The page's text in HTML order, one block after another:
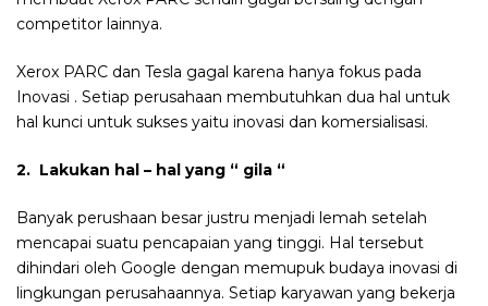
competitor lainnya.
Xerox PARC dan Tesla gagal karena hanya fokus pada
Inovasi . Setiap perusahaan membutuhkan dua hal untuk
hal kunci untuk sukses yaitu inovasi dan komersialisasi.
2. Lakukan hal – hal yang “ gila “
Banyak perushaan besar justru menjadi lemah setelah
mencapai suatu pencapaian yang tinggi. Hal tersebut
dihindari oleh Google dengan memupuk budaya inovasi di
lingkungan perusahaannya. Setiap karyawan yang bekerja